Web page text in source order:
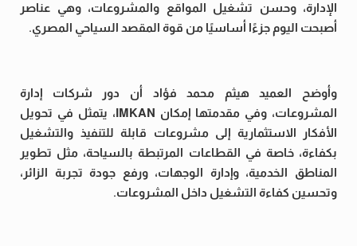
الإدارة، وحسن تشغيل المواقع والمشروعات، وهي عناصر
أصبحت اليوم جزءًا أساسيًا من قوة المقصد السياحي المصري.
وأوضح العميد هيثم محمد فؤاد أن دور شركات إدارة
المشروعات، وفي مقدمتها إمكان IMKAN، يتمثل في تحويل
الأفكار الاستثمارية إلى مشروعات قابلة للتنفيذ والتشغيل
بكفاءة، خاصة في القطاعات المرتبطة بالسياحة، مثل تطوير
المناطق الخدمية، وإدارة الوجهات، ورفع جودة تجربة الزائر،
وتحسين كفاءة التشغيل داخل المشروعات.